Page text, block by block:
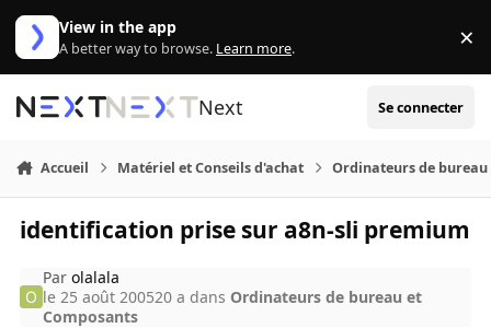
Aller au contenu
View in the app
A better way to browse. Learn more. ×
Next Se connecter
Accueil Matériel et Conseils d'achat Ordinateurs de bureau
identification prise sur a8n-sli premium
Parolalala
le 25 août 200520 a dans Ordinateurs de bureau et
Composants